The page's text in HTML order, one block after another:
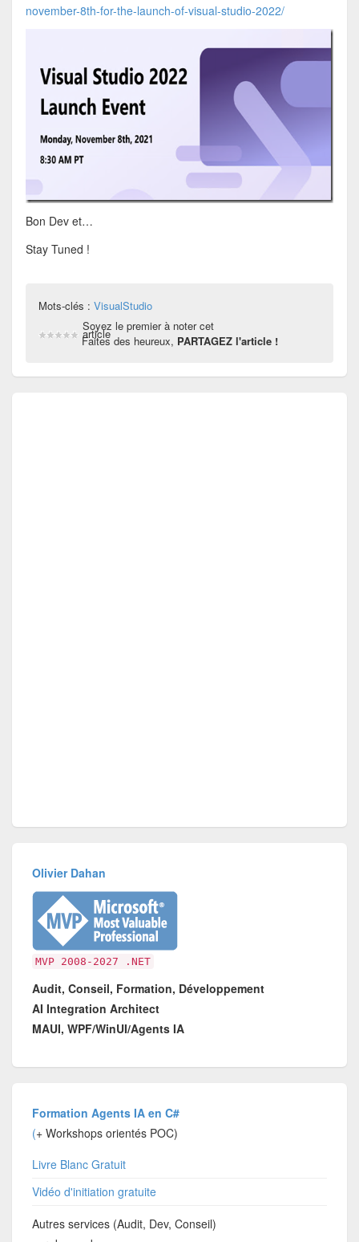
november-8th-for-the-launch-of-visual-studio-2022/
Bon Dev et…
Stay Tuned !
Mots-clés : VisualStudio
Soyez le premier à noter cet
article
Faites des heureux, PARTAGEZ l'article !
Olivier Dahan
MVP 2008-2027 .NET
Audit, Conseil, Formation, Développement
AI Integration Architect
MAUI, WPF/WinUI/Agents IA
Formation Agents IA en C#
(+ Workshops orientés POC)
Livre Blanc Gratuit
Vidéo d'initiation gratuite
Autres services (Audit, Dev, Conseil)